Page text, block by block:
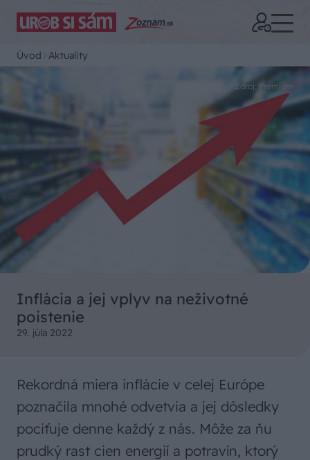
Úvod Aktuality
Zdroj: Premium
Inflácia a jej vplyv na neživotné
poistenie
29. júla 2022
Rekordná miera inflácie v celej Európe
poznačila mnohé odvetvia a jej dôsledky
pociťuje denne každý z nás. Môže za ňu
prudký rast cien energií a potravín, ktorý